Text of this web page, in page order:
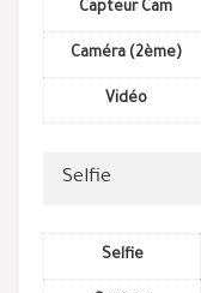
Capteur Cam
Caméra (2ème)
Vidéo
Selfie
Selfie